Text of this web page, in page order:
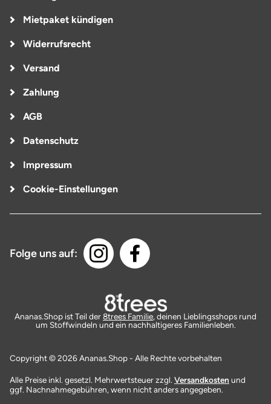
Mietpaket kündigen
Widerrufsrecht
Versand
Zahlung
AGB
Datenschutz
Impressum
Cookie-Einstellungen
Folge uns auf:
Ananas.Shop ist Teil der8trees Familie, deinen Lieblingsshops rund
um Stoffwindeln und ein nachhaltigeres Familienleben.
Copyright © 2026 Ananas.Shop - Alle Rechte vorbehalten
Alle Preise inkl. gesetzl. Mehrwertsteuer zzgl. Versandkosten und
ggf. Nachnahmegebühren, wenn nicht anders angegeben.